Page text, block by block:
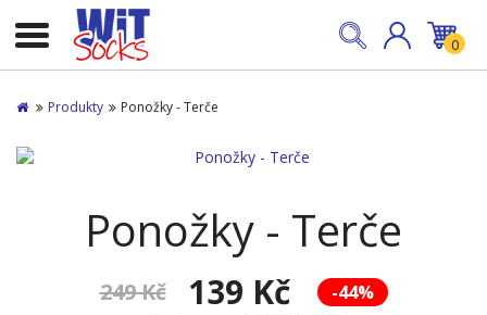
0
Produkty Ponožky - Terče
Ponožky - Terče
-44%
249 Kč 139 Kč